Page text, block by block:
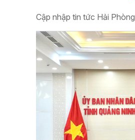
Cập nhập tin tức Hải Phòng